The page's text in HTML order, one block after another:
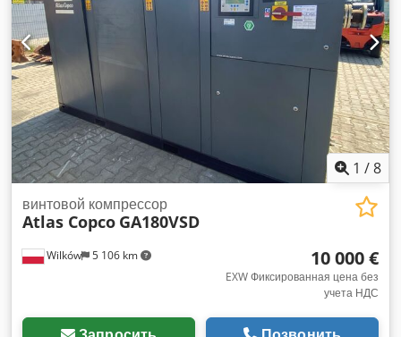
1 /8
Wilków 5 106 km
винтовой компрессор
Atlas Copco GA180VSD
10 000 €
EXW Фиксированная цена без
учета НДС